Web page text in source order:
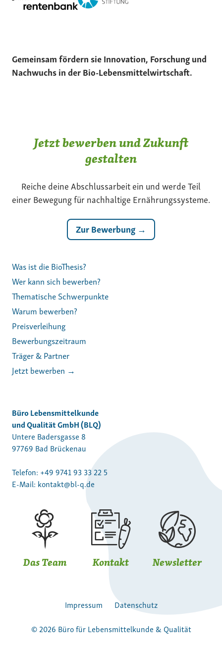
Gemeinsam fördern sie Innovation, Forschung und
Nachwuchs in der Bio-Lebensmittelwirtschaft.
Jetzt bewerben und Zukunft
gestalten
Reiche deine Abschlussarbeit ein und werde Teil
einer Bewegung für nachhaltige Ernährungssysteme.
Zur Bewerbung →
Was ist die BioThesis?
Wer kann sich bewerben?
Thematische Schwerpunkte
Warum bewerben?
Preisverleihung
Bewerbungszeitraum
Träger & Partner
Jetzt bewerben →
Büro Lebensmittelkunde
und Qualität GmbH (BLQ)
Untere Badersgasse 8
97769 Bad Brückenau
Telefon: +49 9741 93 33 22 5
E-Mail: kontakt@bl-q.de
Das Team Kontakt Newsletter
Impressum
Datenschutz
© 2026 Büro für Lebensmittelkunde & Qualität